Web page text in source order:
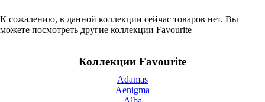
К сожалению, в данной коллекции сейчас товаров нет. Вы
можете посмотреть другие коллекции Favourite
Коллекции Favourite
Adamas
Aenigma